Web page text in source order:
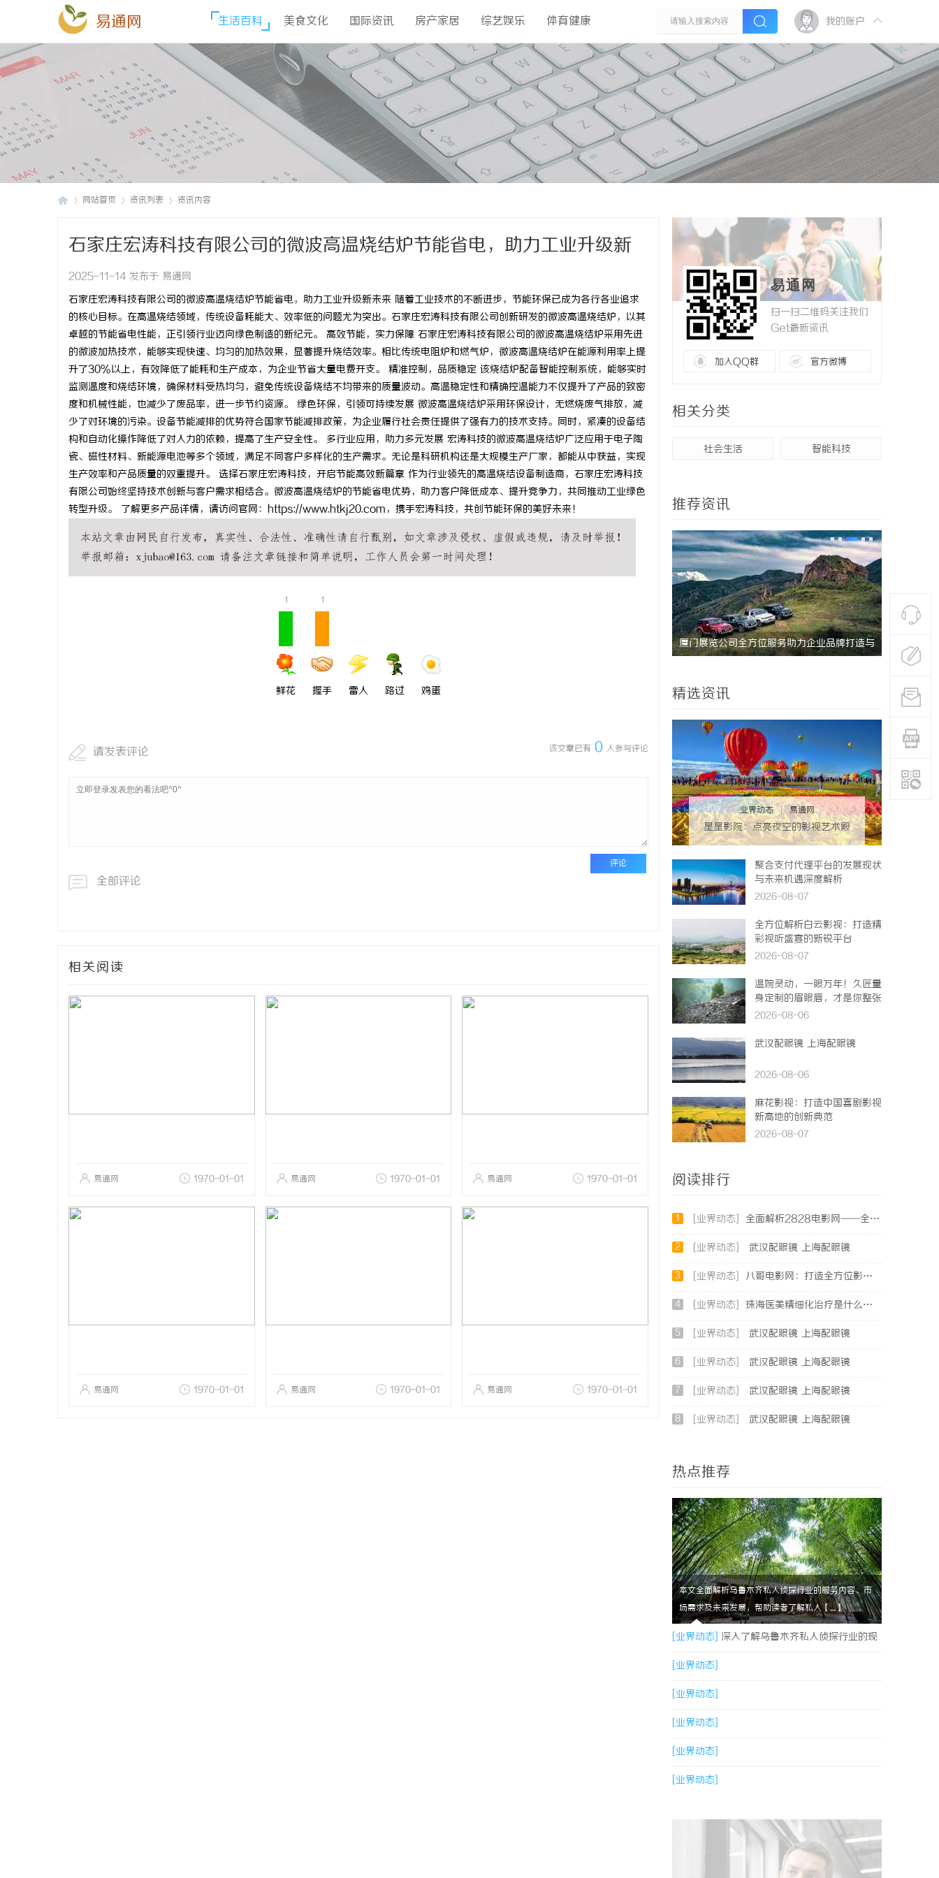
易通网 生活百科 美食文化 国际资讯 房产家居 综艺娱乐 体育健康 我的账户
网站首页 资讯列表 资讯内容
石家庄宏涛科技有限公司的微波高温烧结炉节能省电，助力工业升级新
未来 随着工业技术的不断进步
2025-11-14 发布于 易通网
石家庄宏涛科技有限公司的微波高温烧结炉节能省电，助力工业升级新未来 随着工业技术的不断进步，节能环保已成为各行各业追求
的核心目标。在高温烧结领域，传统设备耗能大、效率低的问题尤为突出。石家庄宏涛科技有限公司创新研发的微波高温烧结炉，以其
卓越的节能省电性能，正引领行业迈向绿色制造的新纪元。 高效节能，实力保障 石家庄宏涛科技有限公司的微波高温烧结炉采用先进
的微波加热技术，能够实现快速、均匀的加热效果，显著提升烧结效率。相比传统电阻炉和燃气炉，微波高温烧结炉在能源利用率上提
升了30%以上，有效降低了能耗和生产成本，为企业节省大量电费开支。 精准控制，品质稳定 该烧结炉配备智能控制系统，能够实时
监测温度和烧结环境，确保材料受热均匀，避免传统设备烧结不均带来的质量波动。高温稳定性和精确控温能力不仅提升了产品的致密
度和机械性能，也减少了废品率，进一步节约资源。 绿色环保，引领可持续发展 微波高温烧结炉采用环保设计，无燃烧废气排放，减
少了对环境的污染。设备节能减排的优势符合国家节能减排政策，为企业履行社会责任提供了强有力的技术支持。同时，紧凑的设备结
构和自动化操作降低了对人力的依赖，提高了生产安全性。 多行业应用，助力多元发展 宏涛科技的微波高温烧结炉广泛应用于电子陶
瓷、磁性材料、新能源电池等多个领域，满足不同客户多样化的生产需求。无论是科研机构还是大规模生产厂家，都能从中获益，实现
生产效率和产品质量的双重提升。 选择石家庄宏涛科技，开启节能高效新篇章 作为行业领先的高温烧结设备制造商，石家庄宏涛科技
有限公司始终坚持技术创新与客户需求相结合。微波高温烧结炉的节能省电优势，助力客户降低成本、提升竞争力，共同推动工业绿色
转型升级。 了解更多产品详情，请访问官网：https://www.htkj20.com，携手宏涛科技，共创节能环保的美好未来！
1
鲜花
1
握手 雷人 路过 鸡蛋
该文章已有 0 人参与评论
请发表评论
评论
全部评论
相关阅读
易通网 1970-01-01 易通网 1970-01-01 易通网 1970-01-01
易通网 1970-01-01 易通网 1970-01-01 易通网 1970-01-01
易通网
扫一扫二维码关注我们
Get最新资讯
加入QQ群 官方微博
相关分类
社会生活 智能科技
推荐资讯
贝净 AC 国际医疗实验室，标准化研发体系
全解析
武汉配眼镜 上海配眼镜 武汉配眼
精选资讯
业界动态 | 易通网
星星影院：点亮夜空的影视艺术殿
堂
聚合支付代理平台的发展现状
与未来机遇深度解析
2026-08-07
全方位解析白云影视：打造精
彩视听盛宴的新锐平台
2026-08-07
温婉灵动，一眼万年！久匠量
身定制的眉眼唇，才是你整张
脸的点睛之笔！淡颜系女生的
2026-08-06
武汉配眼镜 上海配眼镜
2026-08-06
麻花影视：打造中国喜剧影视
新高地的创新典范
2026-08-07
阅读排行
1 [业界动态] 全面解析2828电影网——全方位提升你的观影体验平台
2 [业界动态] 武汉配眼镜 上海配眼镜
3 [业界动态] 八哥电影网：打造全方位影视娱乐新体验的平台解析
4 [业界动态] 珠海医美精细化治疗是什么？珠海专业医美机构筛选标准科普
5 [业界动态] 武汉配眼镜 上海配眼镜
6 [业界动态] 武汉配眼镜 上海配眼镜
7 [业界动态] 武汉配眼镜 上海配眼镜
8 [业界动态] 武汉配眼镜 上海配眼镜
热点推荐
本文全面解析乌鲁木齐私人侦探行业的服务内容、市
场需求及未来发展，帮助读者了解私人【....】
[业界动态] 深入了解乌鲁木齐私人侦探行业的现
状与发展趋势
[业界动态]
[业界动态]
[业界动态]
[业界动态]
[业界动态]